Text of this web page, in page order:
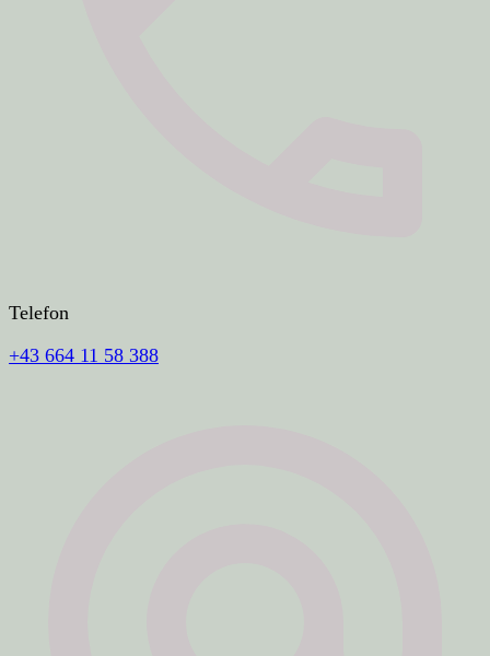
Telefon
+43 664 11 58 388